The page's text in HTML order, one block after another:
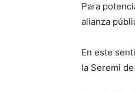
Para
alianza
En este
la Seremi